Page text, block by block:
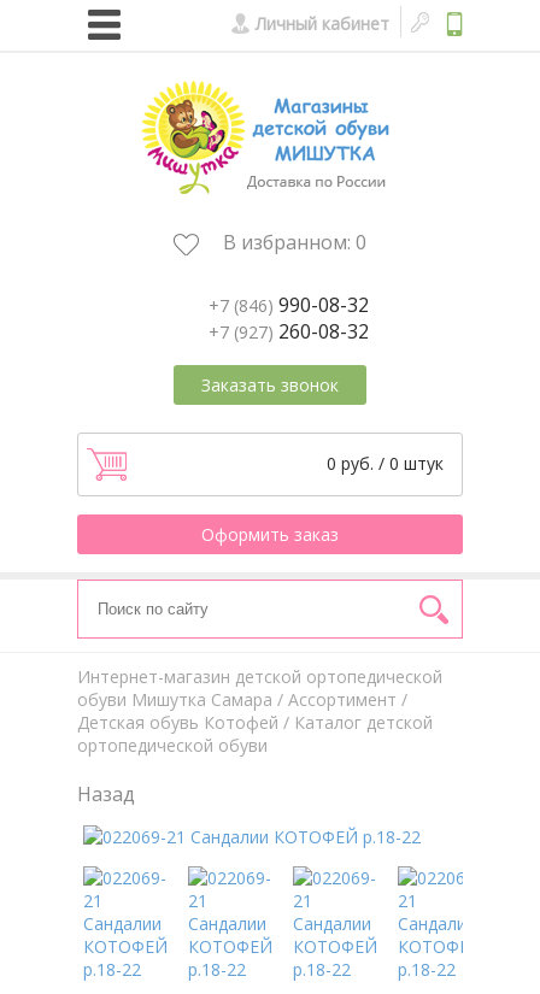
Личный кабинет
В избранном: 0
+7 (846) 990-08-32
+7 (927) 260-08-32
Заказать звонок
0 руб. / 0 штук
Оформить заказ
Интернет-магазин детской ортопедической
обуви Мишутка Самара / Aссортимент /
Детская обувь Котофей / Каталог детской
ортопедической обуви
Назад